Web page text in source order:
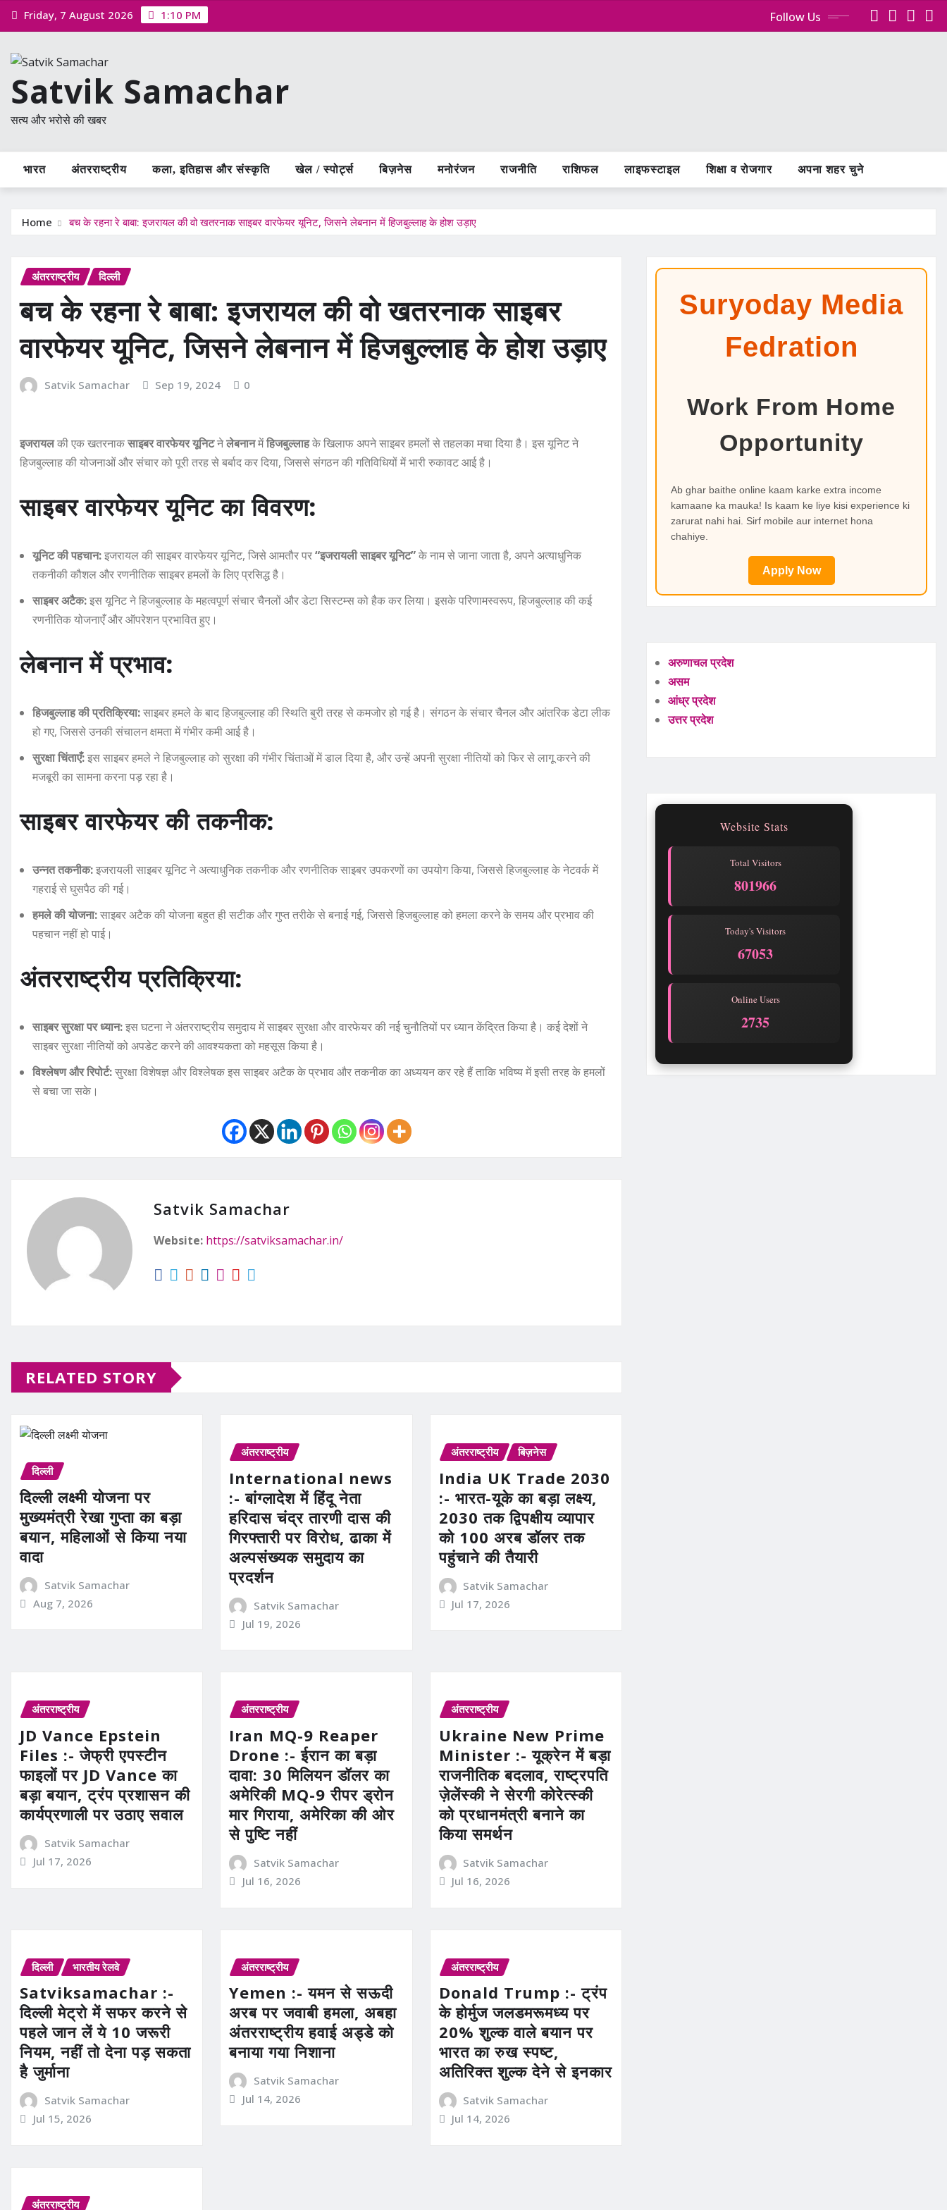
Skip Friday, 7 August 2026 1:10 PM Follow Us
Satvik Samachar
सत्य और भरोसे की खबर
भारत अंतरराष्ट्रीय कला, इतिहास और संस्कृति खेल / स्पोर्ट्स बिज़नेस मनोरंजन राजनीति राशिफल लाइफस्टाइल शिक्षा व रोजगार अपना शहर चुने
Home बच के रहना रे बाबा: इजरायल की वो खतरनाक साइबर वारफेयर यूनिट, जिसने लेबनान में हिजबुल्लाह के होश उड़ाए
अंतरराष्ट्रीय दिल्ली
बच के रहना रे बाबा: इजरायल की वो खतरनाक साइबर
वारफेयर यूनिट, जिसने लेबनान में हिजबुल्लाह के होश उड़ाए
Satvik Samachar Sep 19, 2024 0
इजरायलकी एक खतरनाकसाइबर वारफेयर यूनिटनेलेबनानमेंहिजबुल्लाहके खिलाफ अपने साइबर हमलों से तहलका मचा दिया है। इस यूनिट ने
हिजबुल्लाह की योजनाओं और संचार को पूरी तरह से बर्बाद कर दिया, जिससे संगठन की गतिविधियों में भारी रुकावट आई है।
साइबर वारफेयर यूनिट का विवरण:
यूनिट की पहचान:इजरायल की साइबर वारफेयर यूनिट, जिसे आमतौर पर“इजरायली साइबर यूनिट”के नाम से जाना जाता है, अपने अत्याधुनिक
तकनीकी कौशल और रणनीतिक साइबर हमलों के लिए प्रसिद्ध है।
साइबर अटैक:इस यूनिट ने हिजबुल्लाह के महत्वपूर्ण संचार चैनलों और डेटा सिस्टम्स को हैक कर लिया। इसके परिणामस्वरूप, हिजबुल्लाह की कई
रणनीतिक योजनाएँ और ऑपरेशन प्रभावित हुए।
लेबनान में प्रभाव:
हिजबुल्लाह की प्रतिक्रिया:साइबर हमले के बाद हिजबुल्लाह की स्थिति बुरी तरह से कमजोर हो गई है। संगठन के संचार चैनल और आंतरिक डेटा लीक
हो गए, जिससे उनकी संचालन क्षमता में गंभीर कमी आई है।
सुरक्षा चिंताएँ:इस साइबर हमले ने हिजबुल्लाह को सुरक्षा की गंभीर चिंताओं में डाल दिया है, और उन्हें अपनी सुरक्षा नीतियों को फिर से लागू करने की
मजबूरी का सामना करना पड़ रहा है।
साइबर वारफेयर की तकनीक:
उन्नत तकनीक:इजरायली साइबर यूनिट ने अत्याधुनिक तकनीक और रणनीतिक साइबर उपकरणों का उपयोग किया, जिससे हिजबुल्लाह के नेटवर्क में
गहराई से घुसपैठ की गई।
हमले की योजना:साइबर अटैक की योजना बहुत ही सटीक और गुप्त तरीके से बनाई गई, जिससे हिजबुल्लाह को हमला करने के समय और प्रभाव की
पहचान नहीं हो पाई।
अंतरराष्ट्रीय प्रतिक्रिया:
साइबर सुरक्षा पर ध्यान:इस घटना ने अंतरराष्ट्रीय समुदाय में साइबर सुरक्षा और वारफेयर की नई चुनौतियों पर ध्यान केंद्रित किया है। कई देशों ने
साइबर सुरक्षा नीतियों को अपडेट करने की आवश्यकता को महसूस किया है।
विश्लेषण और रिपोर्ट:सुरक्षा विशेषज्ञ और विश्लेषक इस साइबर अटैक के प्रभाव और तकनीक का अध्ययन कर रहे हैं ताकि भविष्य में इसी तरह के हमलों
से बचा जा सके।
Satvik Samachar
Website: https://satviksamachar.in/
RELATED STORY
दिल्ली
दिल्ली लक्ष्मी योजना पर
मुख्यमंत्री रेखा गुप्ता का बड़ा
बयान, महिलाओं से किया नया
वादा
Satvik Samachar
Aug 7, 2026
अंतरराष्ट्रीय
International news
:- बांग्लादेश में हिंदू नेता
हरिदास चंद्र तारणी दास की
गिरफ्तारी पर विरोध, ढाका में
अल्पसंख्यक समुदाय का
प्रदर्शन
Satvik Samachar
Jul 19, 2026
अंतरराष्ट्रीय बिज़नेस
India UK Trade 2030
:- भारत-यूके का बड़ा लक्ष्य,
2030 तक द्विपक्षीय व्यापार
को 100 अरब डॉलर तक
पहुंचाने की तैयारी
Satvik Samachar
Jul 17, 2026
अंतरराष्ट्रीय
JD Vance Epstein
Files :- जेफ्री एपस्टीन
फाइलों पर JD Vance का
बड़ा बयान, ट्रंप प्रशासन की
कार्यप्रणाली पर उठाए सवाल
Satvik Samachar
Jul 17, 2026
अंतरराष्ट्रीय
Iran MQ-9 Reaper
Drone :- ईरान का बड़ा
दावा: 30 मिलियन डॉलर का
अमेरिकी MQ-9 रीपर ड्रोन
मार गिराया, अमेरिका की ओर
से पुष्टि नहीं
Satvik Samachar
Jul 16, 2026
अंतरराष्ट्रीय
Ukraine New Prime
Minister :- यूक्रेन में बड़ा
राजनीतिक बदलाव, राष्ट्रपति
ज़ेलेंस्की ने सेरगी कोरेत्स्की
को प्रधानमंत्री बनाने का
किया समर्थन
Satvik Samachar
Jul 16, 2026
दिल्ली भारतीय रेलवे
Satviksamachar :-
दिल्ली मेट्रो में सफर करने से
पहले जान लें ये 10 जरूरी
नियम, नहीं तो देना पड़ सकता
है जुर्माना
Satvik Samachar
Jul 15, 2026
अंतरराष्ट्रीय
Yemen :- यमन से सऊदी
अरब पर जवाबी हमला, अबहा
अंतरराष्ट्रीय हवाई अड्डे को
बनाया गया निशाना
Satvik Samachar
Jul 14, 2026
अंतरराष्ट्रीय
Donald Trump :- ट्रंप
के होर्मुज जलडमरूमध्य पर
20% शुल्क वाले बयान पर
भारत का रुख स्पष्ट,
अतिरिक्त शुल्क देने से इनकार
Satvik Samachar
Jul 14, 2026
अंतरराष्ट्रीय
Suryoday Media
Fedration
Work From Home
Opportunity
Ab ghar baithe online kaam karke extra income
kamaane ka mauka! Is kaam ke liye kisi experience ki
zarurat nahi hai. Sirf mobile aur internet hona
chahiye.
Apply Now
अरुणाचल प्रदेश
असम
आंध्र प्रदेश
उत्तर प्रदेश
Website Stats
Total Visitors
801966
Today's Visitors
67053
Online Users
2733